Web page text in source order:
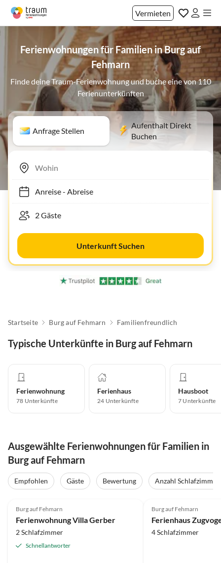
Vermieten
Ferienwohnungen für Familien in Burg auf
Fehmarn
Finde deine Traum-Ferienwohnung und buche eine von 110
Ferienunterkünften
Anfrage Stellen
Aufenthalt Direkt
Buchen
Anreise- Abreise
Unterkunft Suchen
Startseite Burg auf Fehmarn Familienfreundlich
Typische Unterkünfte in Burg auf Fehmarn
Ferienwohnung
78 Unterkünfte
Ferienhaus
24 Unterkünfte
Hausboot
7 Unterkünfte
Ausgewählte Ferienwohnungen für Familien in
Burg auf Fehmarn
Empfohlen Gäste Bewertung
Anzahl Schlafzimmer
Burg auf Fehmarn
Ferienwohnung Villa Gerber
2 Schlafzimmer
Schnellantworter
Burg auf Fehmarn
Ferienhaus
4 Schlafzimmer